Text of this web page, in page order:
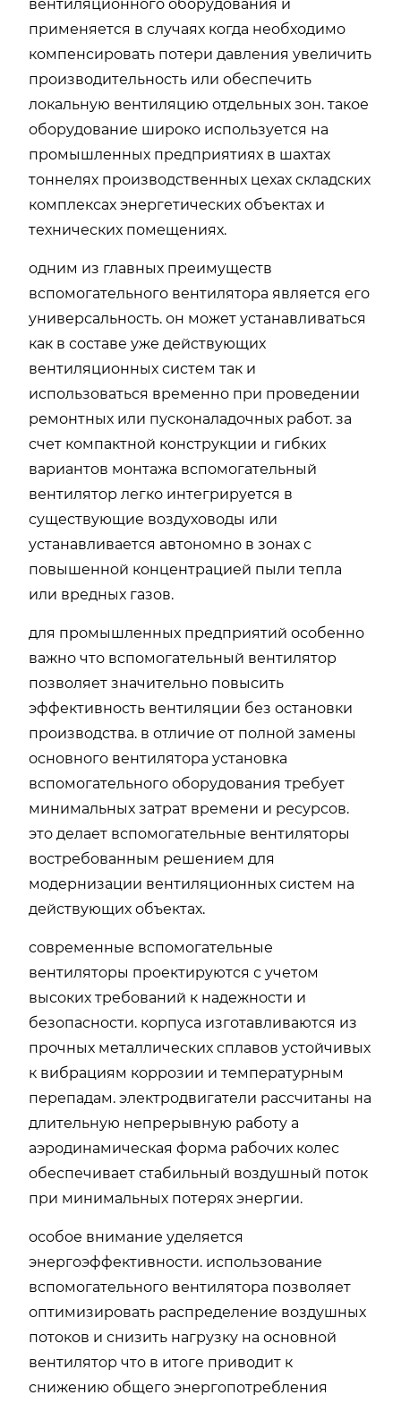
вентиляционного оборудования и
применяется в случаях когда необходимо
компенсировать потери давления увеличить
производительность или обеспечить
локальную вентиляцию отдельных зон. такое
оборудование широко используется на
промышленных предприятиях в шахтах
тоннелях производственных цехах складских
комплексах энергетических объектах и
технических помещениях.
одним из главных преимуществ
вспомогательного вентилятора является его
универсальность. он может устанавливаться
как в составе уже действующих
вентиляционных систем так и
использоваться временно при проведении
ремонтных или пусконаладочных работ. за
счет компактной конструкции и гибких
вариантов монтажа вспомогательный
вентилятор легко интегрируется в
существующие воздуховоды или
устанавливается автономно в зонах с
повышенной концентрацией пыли тепла
или вредных газов.
для промышленных предприятий особенно
важно что вспомогательный вентилятор
позволяет значительно повысить
эффективность вентиляции без остановки
производства. в отличие от полной замены
основного вентилятора установка
вспомогательного оборудования требует
минимальных затрат времени и ресурсов.
это делает вспомогательные вентиляторы
востребованным решением для
модернизации вентиляционных систем на
действующих объектах.
современные вспомогательные
вентиляторы проектируются с учетом
высоких требований к надежности и
безопасности. корпуса изготавливаются из
прочных металлических сплавов устойчивых
к вибрациям коррозии и температурным
перепадам. электродвигатели рассчитаны на
длительную непрерывную работу а
аэродинамическая форма рабочих колес
обеспечивает стабильный воздушный поток
при минимальных потерях энергии.
особое внимание уделяется
энергоэффективности. использование
вспомогательного вентилятора позволяет
оптимизировать распределение воздушных
потоков и снизить нагрузку на основной
вентилятор что в итоге приводит к
снижению общего энергопотребления